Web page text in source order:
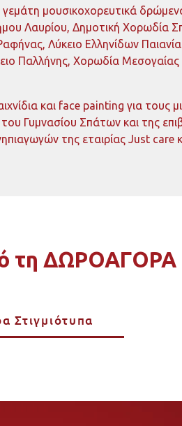
μουσικοχορευτικά
Λαυρίου, Δημοτική Χορωδία
Λύκειο Ελληνίδων
Παλλήνης, Χορωδία Μεσογαίας
και face painting για τους
Γυμνασίου Σπάτων και της
της εταιρίας Just care
τη ΔΩΡΟΑΓΟΡΑ
Στιγμιότυπα